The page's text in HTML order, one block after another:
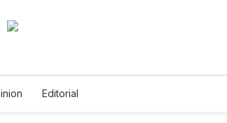
Editorial